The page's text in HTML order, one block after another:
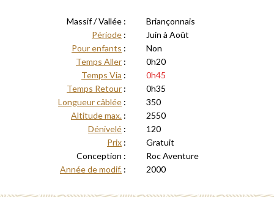
Massif / Vallée :
Briançonnais
Période :
Juin à Août
Pour enfants :
Non
Temps Aller :
0h20
Temps Via :
0h45
Temps Retour :
0h35
Longueur câblée :
350
Altitude max. :
2550
Dénivelé :
120
Prix :
Gratuit
Conception :
Roc Aventure
Année de modif. : 2000